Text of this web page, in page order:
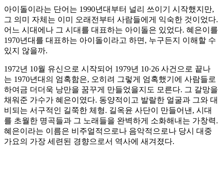
아이돌이라는 단어는 1990년대부터 널리 쓰이기 시작했지만,
그 의미 자체는 이미 오래전부터 사람들에게 익숙한 것이었다.
어느 시대에나 그 시대를 대표하는 아이돌은 있었다. 혜은이를
1970년대를 대표하는 아이돌이라고 하면, 누구든지 이해할 수
있지 않을까.
1972년 10월 유신으로 시작되어 1979년 10·26 사건으로 끝나
는 1970년대의 엄혹함은, 오히려 그렇게 엄혹했기에 사람들로
하여금 더더욱 낭만을 꿈꾸게 만들었을지도 모른다. 그 갈망을
채워준 가수가 혜은이였다. 동양적이고 발랄한 얼굴과 그와 대
비되는 서구적인 길쭉한 체형. 길옥윤 사단이 만들어낸, 시대
를 초월한 명곡들과 그 노래들을 완벽하게 소화해내는 가창력.
혜은이라는 이름은 비주얼적으로나 음악적으로나 당시 대중
가요의 가장 세련된 경향으로서 역사에 새겨졌다.